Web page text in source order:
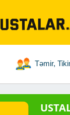
Təmir,